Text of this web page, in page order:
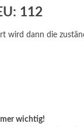
112
wird dann die
wichtig!